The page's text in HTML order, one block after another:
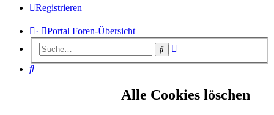
Registrieren
· Portal Foren-Übersicht
Suche
Suche
Alle Cookies löschen